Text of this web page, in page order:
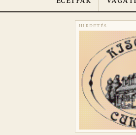
HIRDETÉS